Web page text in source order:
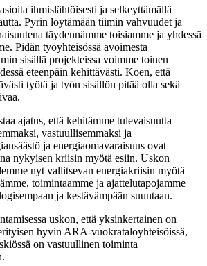
ihmislähtöisesti ja selkeyttämällä
Pyrin löytämään tiimin vahvuudet ja
täydennämme toisiamme ja yhdessä
Pidän työyhteisössä avoimesta
sisällä projekteissa voimme toinen
eteenpäin kehittävästi. Koen, että
työtä ja työn sisällön pitää olla sekä
ajatus, että kehitämme tulevaisuutta
vastuullisemmaksi ja
ja energiaomavaraisuus ovat
nykyisen kriisin myötä esiin. Uskon
nyt vallitsevan energiakriisin myötä
toimintaamme ja ajattelutapojamme
ja kestävämpään suuntaan.
uskon, että yksinkertainen on
hyvin ARA-vuokrataloyhteisöissä,
on vastuullinen toiminta